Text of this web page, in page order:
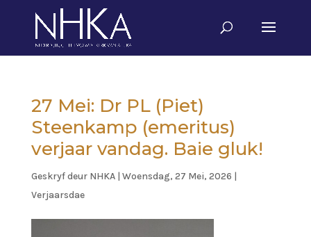
27 Mei: Dr PL (Piet)
Steenkamp (emeritus)
verjaar vandag. Baie gluk!
Geskryf deur NHKA| Woensdag, 27 Mei, 2026 |
Verjaarsdae